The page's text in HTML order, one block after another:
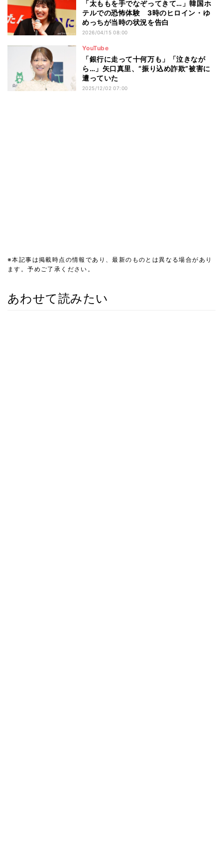
「太ももを手でなぞってきて…」韓国ホ
テルでの恐怖体験 3時のヒロイン・ゆ
めっちが当時の状況を告白
2026/04/15 08:00
YouTube
「銀行に走って十何万も」「泣きなが
ら…」矢口真里、“振り込め詐欺”被害に
遭っていた
2025/12/02 07:00
※本記事は掲載時点の情報であり、最新のものとは異なる場合があり
ます。予めご了承ください。
あわせて読みたい